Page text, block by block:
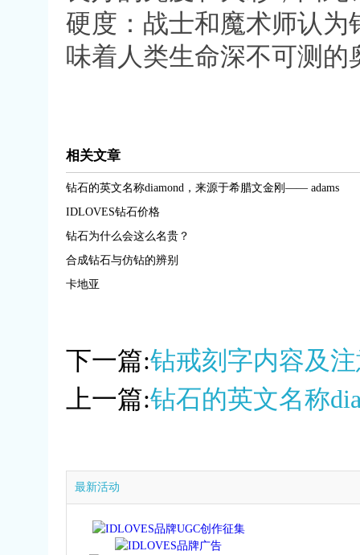
硬度：战士和魔术师认
味着人类生命深不可测的
相关文章
钻石的英文名称diamond，来源于希腊文金刚—— adams
IDLOVES钻石价格
钻石为什么会这么名贵？
合成钻石与仿钻的辨别
卡地亚
下一篇:钻戒刻字内容及
上一篇:钻石的英文名称
最新活动